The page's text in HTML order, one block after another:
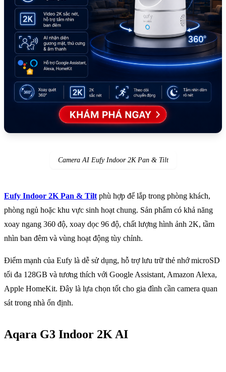
Camera AI Eufy Indoor 2K Pan & Tilt
Eufy Indoor 2K Pan & Tilt phù hợp để lắp trong phòng khách,
phòng ngủ hoặc khu vực sinh hoạt chung. Sản phẩm có khả năng
xoay ngang 360 độ, xoay dọc 96 độ, chất lượng hình ảnh 2K, tầm
nhìn ban đêm và vùng hoạt động tùy chỉnh.
Điểm mạnh của Eufy là dễ sử dụng, hỗ trợ lưu trữ thẻ nhớ microSD
tối đa 128GB và tương thích với Google Assistant, Amazon Alexa,
Apple HomeKit. Đây là lựa chọn tốt cho gia đình cần camera quan
sát trong nhà ổn định.
Aqara G3 Indoor 2K AI